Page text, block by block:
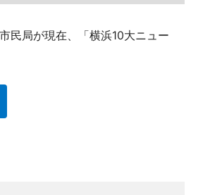
民局が現在、「横浜10大ニュー